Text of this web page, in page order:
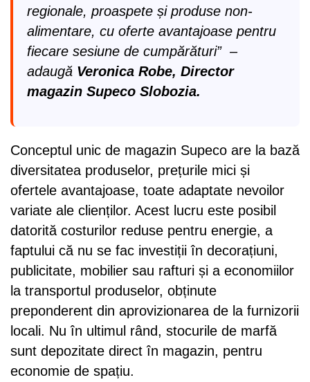
regionale, proaspete și produse non-
alimentare, cu oferte avantajoase pentru
fiecare sesiune de cumpărături” –
adaugă Veronica Robe, Director
magazin Supeco Slobozia.
Conceptul unic de magazin Supeco are la bază
diversitatea produselor, prețurile mici și
ofertele avantajoase, toate adaptate nevoilor
variate ale clienților. Acest lucru este posibil
datorită costurilor reduse pentru energie, a
faptului că nu se fac investiții în decorațiuni,
publicitate, mobilier sau rafturi și a economiilor
la transportul produselor, obținute
preponderent din aprovizionarea de la furnizorii
locali. Nu în ultimul rând, stocurile de marfă
sunt depozitate direct în magazin, pentru
economie de spațiu.